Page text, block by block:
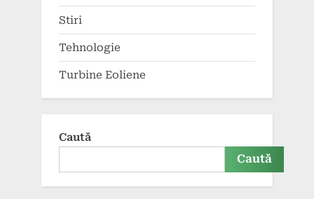
Stiri
Tehnologie
Turbine Eoliene
Caută
Caută